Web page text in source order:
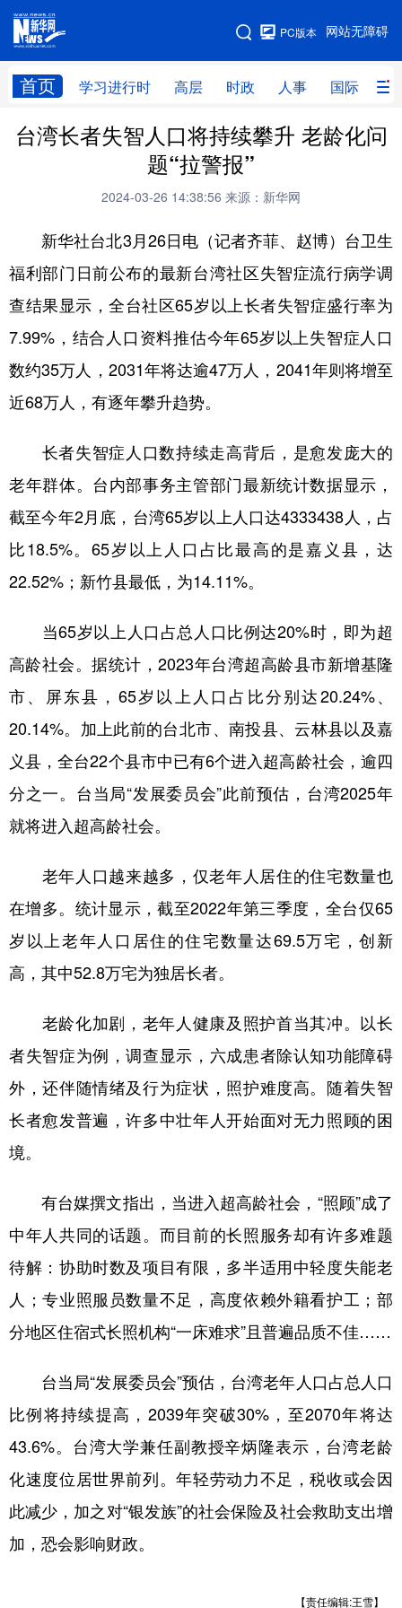
网站无障碍
PC版本
首页 学习进行时 高层 时政 人事 国际 财
网站地图
学习进行时 高层 时政 人事
财经 网评
科技 科创 量子 体育
文化 书画 军事
法律 中央文件 金融 汽车
食品 人居
彩票 娱乐 时尚 悦读
公益 一带一路 亚太网 上市公司
文化产业
地方频道
北京 天津 河北 山西
辽宁 吉林 上海 江苏
浙江 安徽 福建 江西
四川 贵州 云南 西藏
陕西 甘肃 青海 宁夏
多语种频道
English Español Français عربى
台湾长者失智人口将持续攀升 老龄化问
题“拉警报”
2024-03-26 14:38:56 来源：新华网
新华社台北3月26日电（记者齐菲、赵博）台卫生
福利部门日前公布的最新台湾社区失智症流行病学调
查结果显示，全台社区65岁以上长者失智症盛行率为
7.99%，结合人口资料推估今年65岁以上失智症人口
数约35万人，2031年将达逾47万人，2041年则将增至
近68万人，有逐年攀升趋势。
长者失智症人口数持续走高背后，是愈发庞大的
老年群体。台内部事务主管部门最新统计数据显示，
截至今年2月底，台湾65岁以上人口达4333438人，占
比18.5%。65岁以上人口占比最高的是嘉义县，达
22.52%；新竹县最低，为14.11%。
当65岁以上人口占总人口比例达20%时，即为超
高龄社会。据统计，2023年台湾超高龄县市新增基隆
市、屏东县，65岁以上人口占比分别达20.24%、
20.14%。加上此前的台北市、南投县、云林县以及嘉
义县，全台22个县市中已有6个进入超高龄社会，逾四
分之一。台当局“发展委员会”此前预估，台湾2025年
就将进入超高龄社会。
老年人口越来越多，仅老年人居住的住宅数量也
在增多。统计显示，截至2022年第三季度，全台仅65
岁以上老年人口居住的住宅数量达69.5万宅，创新
高，其中52.8万宅为独居长者。
老龄化加剧，老年人健康及照护首当其冲。以长
者失智症为例，调查显示，六成患者除认知功能障碍
外，还伴随情绪及行为症状，照护难度高。随着失智
长者愈发普遍，许多中壮年人开始面对无力照顾的困
境。
有台媒撰文指出，当进入超高龄社会，“照顾”成了
中年人共同的话题。而目前的长照服务却有许多难题
待解：协助时数及项目有限，多半适用中轻度失能老
人；专业照服员数量不足，高度依赖外籍看护工；部
分地区住宿式长照机构“一床难求”且普遍品质不佳……
台当局“发展委员会”预估，台湾老年人口占总人口
比例将持续提高，2039年突破30%，至2070年将达
43.6%。台湾大学兼任副教授辛炳隆表示，台湾老龄
化速度位居世界前列。年轻劳动力不足，税收或会因
此减少，加之对“银发族”的社会保险及社会救助支出增
加，恐会影响财政。
【责任编辑:王雪】